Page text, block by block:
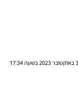
3 באוקטובר 2023 בשעה 17:34